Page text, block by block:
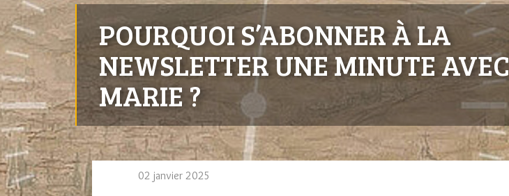
POURQUOI S’ABONNER À LA
NEWSLETTER UNE MINUTE AVEC
MARIE ?
02 janvier 2025